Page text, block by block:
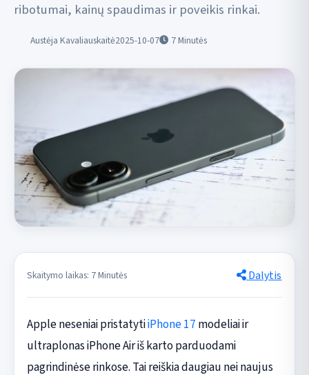
ribotumai, kainų spaudimas ir poveikis rinkai.
Austėja Kavaliauskaitė2025-10-07 7Minutės
Skaitymo laikas: 7 Minutės Dalytis
Apple neseniai pristatytiiPhone 17 modeliai ir
ultraplonas iPhone Air iš karto parduodami
pagrindinėse rinkose. Tai reiškia daugiau nei naujus